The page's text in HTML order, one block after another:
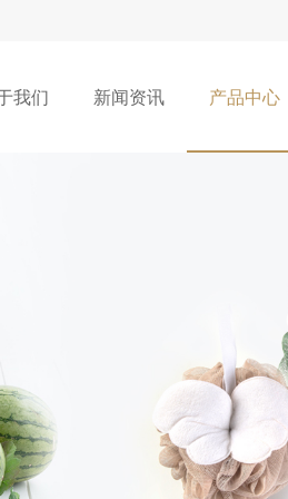
我们 新闻资讯 产品中心